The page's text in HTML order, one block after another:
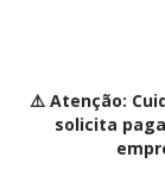
⚠️ Atenção:
solicita